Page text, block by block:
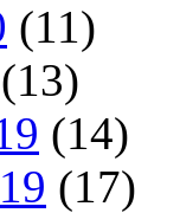
(11)
(13)
(14)
(17)